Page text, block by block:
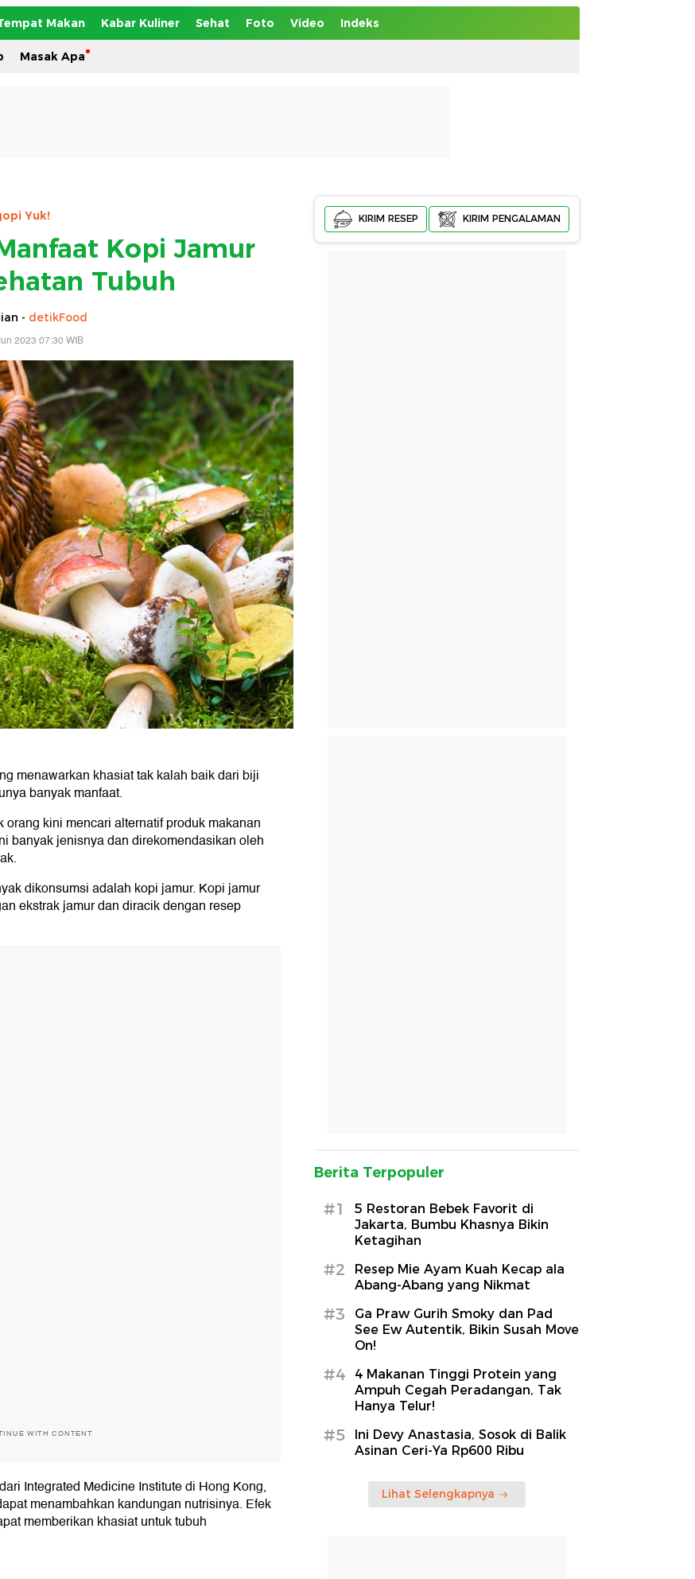
Makan Kabar Kuliner Sehat Foto Video Indeks
Masak Apa
Yuk!
Kopi Jamur
Tubuh
- detikFood
2023 07:30 WIB
menawarkan khasiat tak kalah baik dari biji
banyak manfaat.
kini mencari alternatif produk makanan
banyak jenisnya dan direkomendasikan oleh
dikonsumsi adalah kopi jamur. Kopi jamur
ekstrak jamur dan diracik dengan resep
WITH CONTENT
Integrated Medicine Institute di Hong Kong,
menambahkan kandungan nutrisinya. Efek
memberikan khasiat untuk tubuh
KIRIM RESEP KIRIM PENGALAMAN
Berita Terpopuler
#1
5 Restoran Bebek Favorit di
Jakarta, Bumbu Khasnya Bikin
Ketagihan
#2
Resep Mie Ayam Kuah Kecap ala
Abang-Abang yang Nikmat
#3
Ga Praw Gurih Smoky dan Pad
See Ew Autentik, Bikin Susah Move
On!
#4
4 Makanan Tinggi Protein yang
Ampuh Cegah Peradangan, Tak
Hanya Telur!
#5
Ini Devy Anastasia, Sosok di Balik
Asinan Ceri-Ya Rp600 Ribu
Lihat Selengkapnya